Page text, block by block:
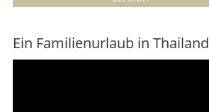
Ein Familienurlaub in Thailand